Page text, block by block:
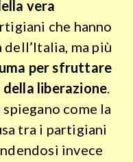
vera
che hanno
ma più
per sfruttare
liberazione.
come la
tra i partigiani
invece